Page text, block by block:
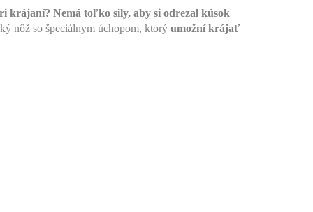
krájaní? Nemá toľko sily, aby si odrezal kúsok
nôž so špeciálnym úchopom, ktorý umožní krájať